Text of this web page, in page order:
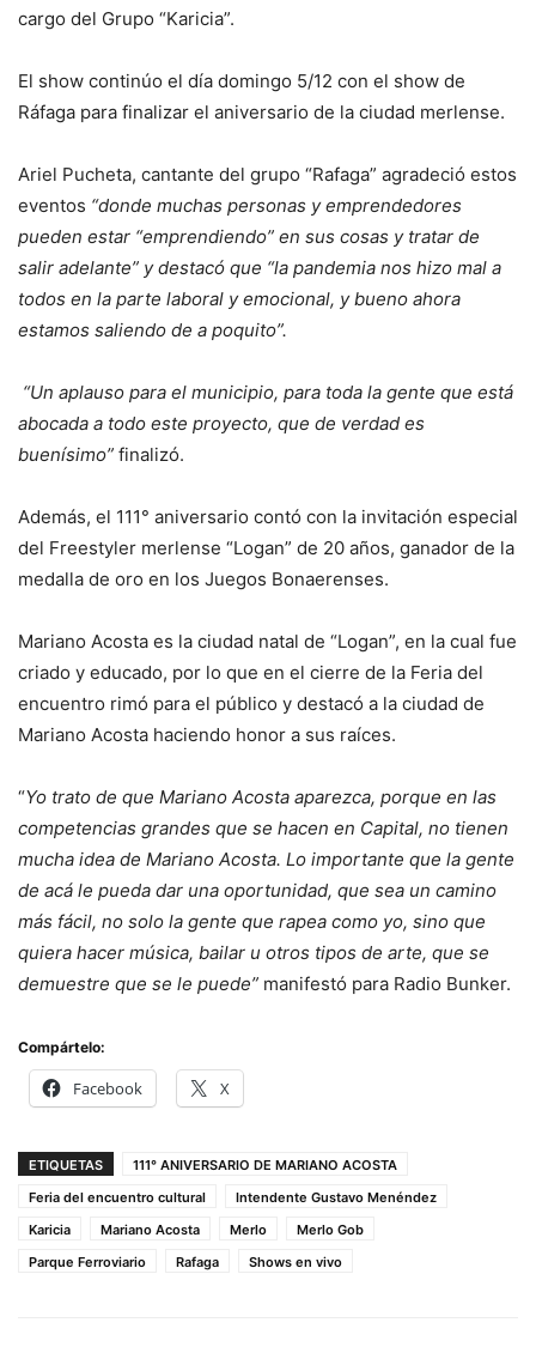
cargo del Grupo “Karicia”.
El show continúo el día domingo 5/12 con el show de
Ráfaga para finalizar el aniversario de la ciudad merlense.
Ariel Pucheta, cantante del grupo “Rafaga” agradeció estos
eventos “donde muchas personas y emprendedores
pueden estar “emprendiendo” en sus cosas y tratar de
salir adelante” y destacó que “la pandemia nos hizo mal a
todos en la parte laboral y emocional, y bueno ahora
estamos saliendo de a poquito”.
“Un aplauso para el municipio, para toda la gente que está
abocada a todo este proyecto, que de verdad es
buenísimo” finalizó.
Además, el 111° aniversario contó con la invitación especial
del Freestyler merlense “Logan” de 20 años, ganador de la
medalla de oro en los Juegos Bonaerenses.
Mariano Acosta es la ciudad natal de “Logan”, en la cual fue
criado y educado, por lo que en el cierre de la Feria del
encuentro rimó para el público y destacó a la ciudad de
Mariano Acosta haciendo honor a sus raíces.
“Yo trato de que Mariano Acosta aparezca, porque en las
competencias grandes que se hacen en Capital, no tienen
mucha idea de Mariano Acosta. Lo importante que la gente
de acá le pueda dar una oportunidad, que sea un camino
más fácil, no solo la gente que rapea como yo, sino que
quiera hacer música, bailar u otros tipos de arte, que se
demuestre que se le puede” manifestó para Radio Bunker.
Compártelo:
Facebook X
ETIQUETAS
111° ANIVERSARIO DE MARIANO ACOSTA
Feria del encuentro cultural
Intendente Gustavo Menéndez
Karicia
Mariano Acosta Merlo
Merlo Gob
Parque Ferroviario
Rafaga Shows en vivo